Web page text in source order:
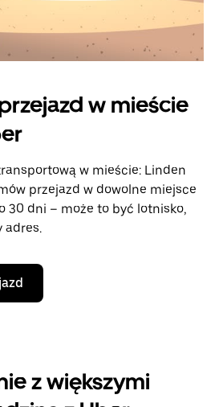
w mieście
w mieście: Linden
przejazd w dowolne miejsce
30 dni – może to być lotnisko,
adres.
z większymi